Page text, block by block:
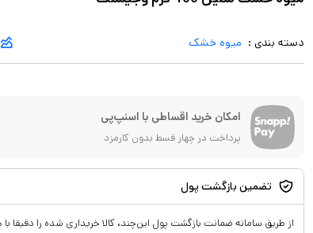
دسته بندی : میوه خشک
امکان خرید اقساطی با اسنپ‌پی
پرداخت در چهار قسط بدون کارمزد
تضمین بازگشت پول
از طریق سامانه ضمانت بازگشت پول این‌چند، کالا خریداری شده را دقیقا